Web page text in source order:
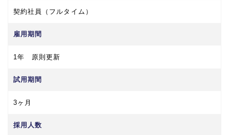
契約社員（フルタイム）
雇用期間
1年 原則更新
試用期間
3ヶ月
採用人数